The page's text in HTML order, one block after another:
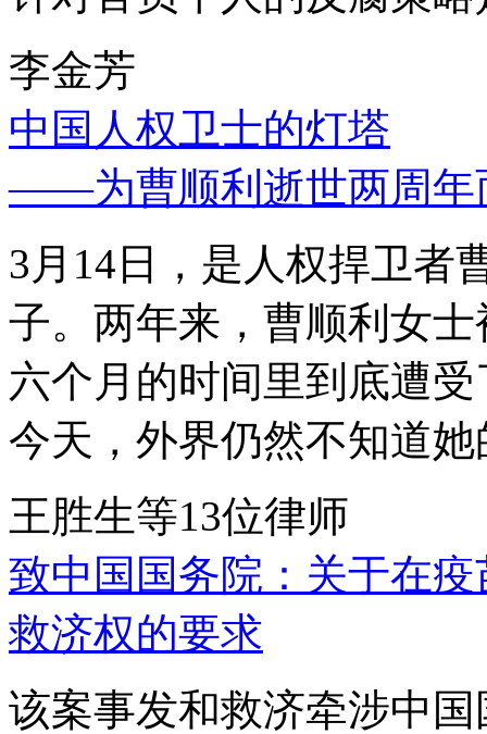
李金芳
中国人权卫士的灯塔
——为曹顺利逝世两周年
3月14日，是人权捍卫者
子。两年来，曹顺利女
六个月的时间里到底遭
今天，外界仍然不知道
王胜生等13位律师
致中国国务院：关于在
救济权的要求
该案事发和救济牵涉中